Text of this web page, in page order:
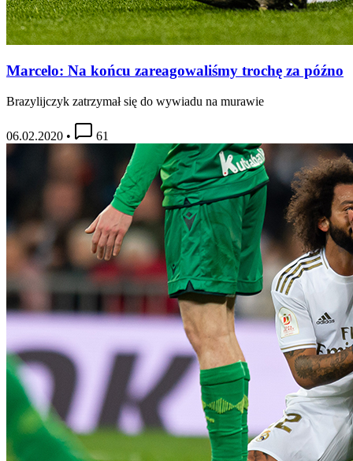
Marcelo: Na końcu zareagowaliśmy trochę za późno
Brazylijczyk zatrzymał się do wywiadu na murawie
06.02.2020 • 61